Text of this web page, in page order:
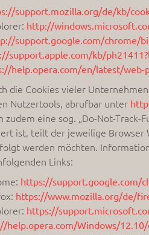
support.mozilla.org/de/kb/
http://
support.google.com/chrome/
support.apple.com/kb/
help.opera.com/en/latest/web-
die Cookies vieler
Nutzertools, abrufbar unter
zudem eine sog. „Do-Not-
ist, teilt der jeweilige Browser
werden möchten.
Links:
https://support.google.com/
https://www.mozilla.org/de/
https://
help.opera.com/Windows/